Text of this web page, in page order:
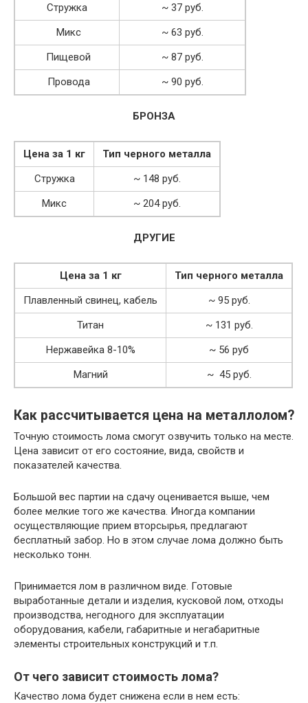
Стружка
~ 37 руб.
Микс
~ 63 руб.
Пищевой
~ 87 руб.
Провода
~ 90 руб.
БРОНЗА
Цена за 1 кг
Тип черного металла
Стружка
~ 148 руб.
Микс
~ 204 руб.
ДРУГИЕ
Цена за 1 кг
Тип черного металла
Плавленный свинец, кабель
~ 95 руб.
Титан
~ 131 руб.
Нержавейка 8-10%
~ 56 руб
Магний
~ 45 руб.
Как рассчитывается цена на металлолом?
Точную стоимость лома смогут озвучить только на месте.
Цена зависит от его состояние, вида, свойств и
показателей качества.
Большой вес партии на сдачу оценивается выше, чем
более мелкие того же качества. Иногда компании
осуществляющие прием вторсырья, предлагают
бесплатный забор. Но в этом случае лома должно быть
несколько тонн.
Принимается лом в различном виде. Готовые
выработанные детали и изделия, кусковой лом, отходы
производства, негодного для эксплуатации
оборудования, кабели, габаритные и негабаритные
элементы строительных конструкций и т.п.
От чего зависит стоимость лома?
Качество лома будет снижена если в нем есть: